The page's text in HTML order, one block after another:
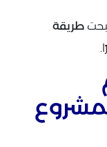
طريقة